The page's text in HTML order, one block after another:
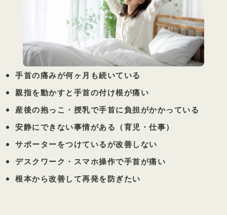
手首の痛みが何ヶ月も続いている
親指を動かすと手首の付け根が痛い
産後の抱っこ・授乳で手首に負担がかかっている
安静にできない事情がある（育児・仕事）
サポーターをつけているが改善しない
デスクワーク・スマホ操作で手首が痛い
根本から改善して再発を防ぎたい